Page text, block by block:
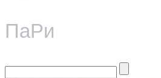
ПаРи